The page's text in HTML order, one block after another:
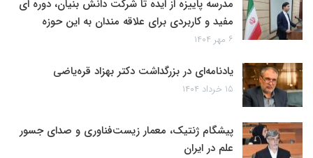
مدرسه پاییزه از ایده تا شرکت دانش بنیان، دوره ای
مفید و کاربردی برای علاقه مندان به این حوزه
۶ مهر ۱۴۰۴
یادنامه‌ای در بزرگداشت دکتر بهزاد قره‌یاضی
۱۵ خرداد ۱۴۰۴
پیشگام ژنتیک، معمار زیست‌فناوری و صدای جسور
علم در ایران